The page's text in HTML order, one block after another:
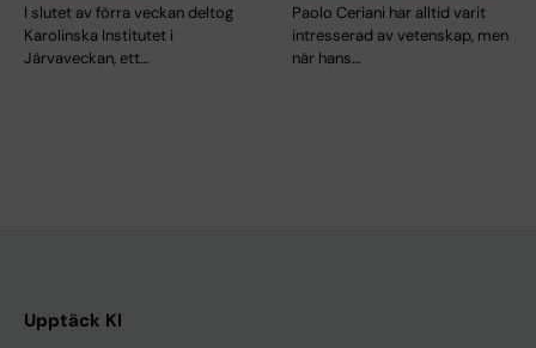
I slutet av förra veckan deltog
Karolinska Institutet i
Järvaveckan, ett…
Paolo Ceriani har alltid varit
intresserad av vetenskap, men
när hans…
Upptäck KI